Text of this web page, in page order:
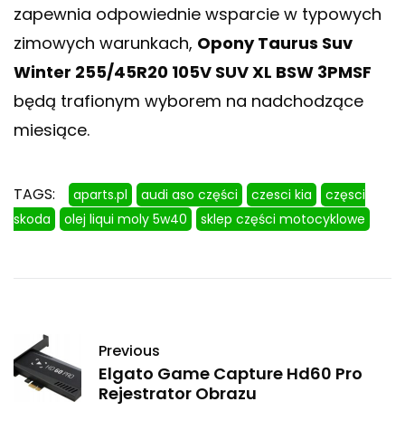
zapewnia odpowiednie wsparcie w typowych
zimowych warunkach, Opony Taurus Suv
Winter 255/45R20 105V SUV XL BSW 3PMSF
będą trafionym wyborem na nadchodzące
miesiące.
TAGS: aparts.pl audi aso części czesci kia
częsci
skoda
olej liqui moly 5w40 sklep części motocyklowe
Previous
Elgato Game Capture Hd60 Pro
Rejestrator Obrazu